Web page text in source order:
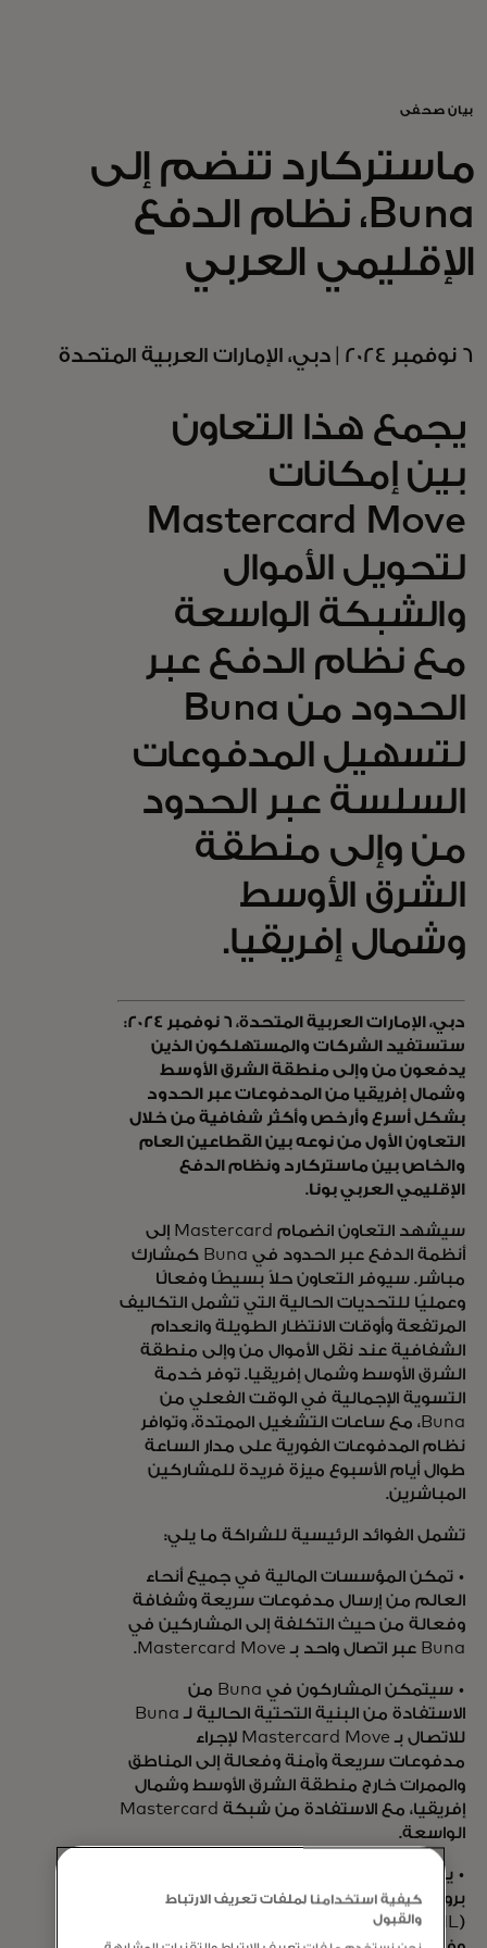
للأعمال
للمجتمع
للمبتكرين
بيان صحفي
ماستركارد تنضم إلى
Buna، نظام الدفع
الإقليمي العربي
6 نوفمبر 2024 | دبي، الإمارات العربية المتحدة
يجمع هذا التعاون
بين إمكانات
Mastercard Move
لتحويل الأموال
والشبكة الواسعة
مع نظام الدفع عبر
الحدود من Buna
لتسهيل المدفوعات
السلسة عبر الحدود
من وإلى منطقة
الشرق الأوسط
وشمال إفريقيا.
دبي، الإمارات العربية المتحدة، 6 نوفمبر 2024:
ستستفيد الشركات والمستهلكون الذين
يدفعون من وإلى منطقة الشرق الأوسط
وشمال إفريقيا من المدفوعات عبر الحدود
بشكل أسرع وأرخص وأكثر شفافية من خلال
التعاون الأول من نوعه بين القطاعين العام
والخاص بين ماستركارد ونظام الدفع
الإقليمي العربي بونا.
سيشهد التعاون انضمام Mastercard إلى
أنظمة الدفع عبر الحدود في Buna كمشارك
مباشر. سيوفر التعاون حلاً بسيطًا وفعالًا
وعمليًا للتحديات الحالية التي تشمل التكاليف
المرتفعة وأوقات الانتظار الطويلة وانعدام
الشفافية عند نقل الأموال من وإلى منطقة
الشرق الأوسط وشمال إفريقيا. توفر خدمة
التسوية الإجمالية في الوقت الفعلي من
Buna، مع ساعات التشغيل الممتدة، وتوافر
نظام المدفوعات الفورية على مدار الساعة
طوال أيام الأسبوع ميزة فريدة للمشاركين
المباشرين.
تشمل الفوائد الرئيسية للشراكة ما يلي:
• تمكن المؤسسات المالية في جميع أنحاء
العالم من إرسال مدفوعات سريعة وشفافة
وفعالة من حيث التكلفة إلى المشاركين في
Buna عبر اتصال واحد بـ Mastercard Move.
• سيتمكن المشاركون في Buna من
الاستفادة من البنية التحتية الحالية لـ Buna
للاتصال بـ Mastercard Move لإجراء
مدفوعات سريعة وآمنة وفعالة إلى المناطق
والممرات خارج منطقة الشرق الأوسط وشمال
إفريقيا، مع الاستفادة من شبكة Mastercard
الواسعة.
بروتوكولات مكافحة غسل الأموال الصارمة
كيفية استخدامنا لملفات تعريف الارتباط
والقبول